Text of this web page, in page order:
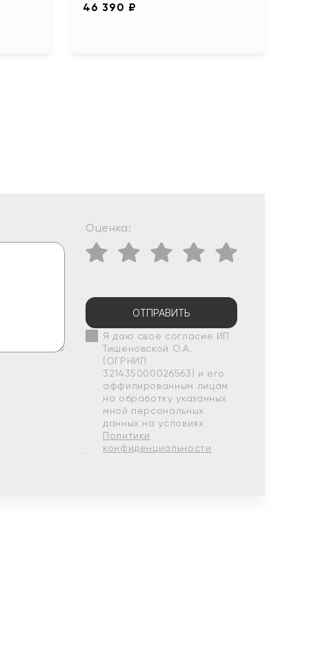
46 390 ₽
Оценка:
ОТПРАВИТЬ
Я даю свое согласие ИП
Тишеновской О.А.
(ОГРНИП
321435000026563) и его
аффилированным лицам
на обработку указанных
мной персональных
данных на условиях
Политики
конфиденциальности